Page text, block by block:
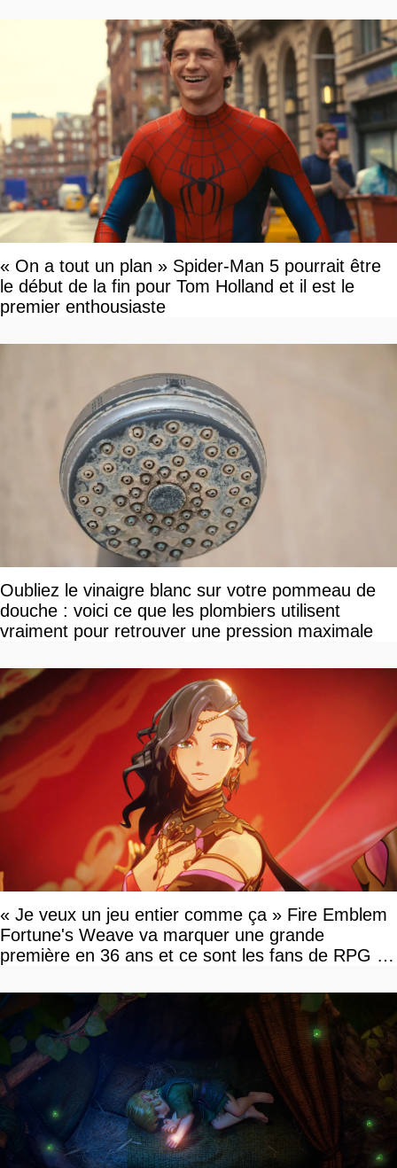
« On a tout un plan » Spider-Man 5 pourrait être
le début de la fin pour Tom Holland et il est le
premier enthousiaste
Oubliez le vinaigre blanc sur votre pommeau de
douche : voici ce que les plombiers utilisent
vraiment pour retrouver une pression maximale
« Je veux un jeu entier comme ça » Fire Emblem
Fortune's Weave va marquer une grande
première en 36 ans et ce sont les fans de RPG en